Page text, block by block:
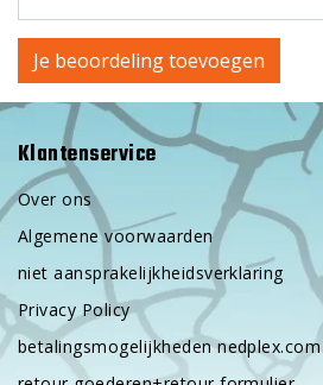
Je beoordeling toevoegen
Klantenservice
Over ons
Algemene voorwaarden
niet aansprakelijkheidsverklaring
Privacy Policy
betalingsmogelijkheden nedplex.com